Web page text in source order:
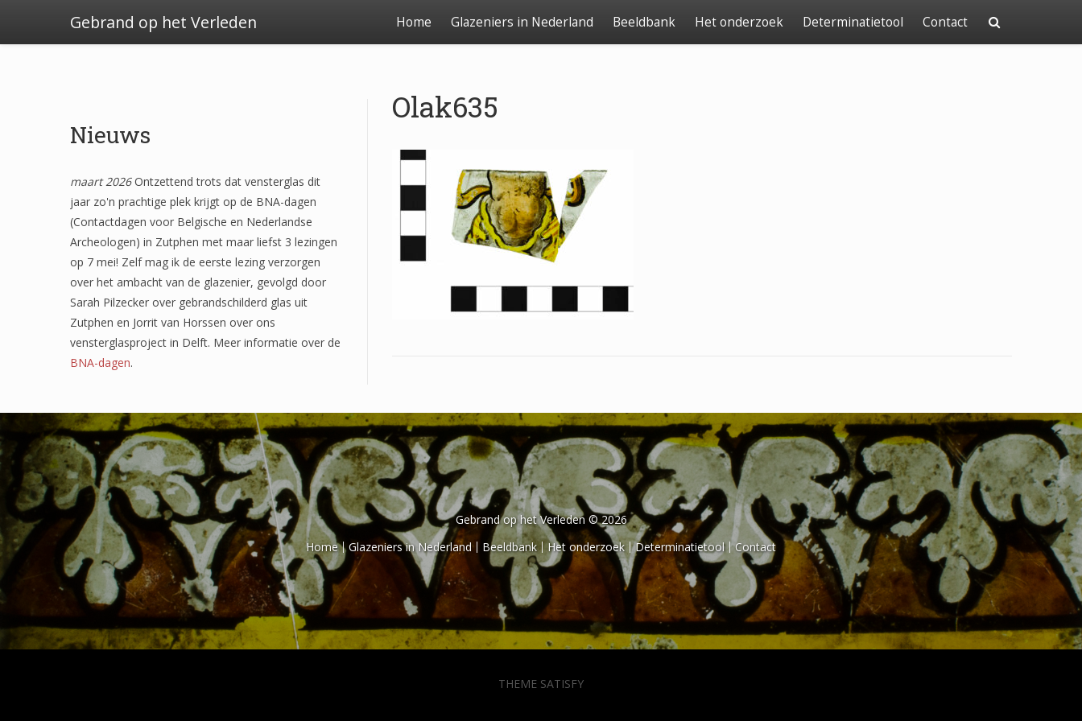
Gebrand op het Verleden Home Glazeniers in Nederland Beeldbank Het onderzoek Determinatietool Contact
Nieuws
maart 2026Ontzettend trots dat vensterglas dit
jaar zo'n prachtige plek krijgt op de BNA-dagen
(Contactdagen voor Belgische en Nederlandse
Archeologen) in Zutphen met maar liefst 3 lezingen
op 7 mei! Zelf mag ik de eerste lezing verzorgen
over het ambacht van de glazenier, gevolgd door
Sarah Pilzecker over gebrandschilderd glas uit
Zutphen en Jorrit van Horssen over ons
vensterglasproject in Delft. Meer informatie over de
BNA-dagen.
Olak635
Gebrand op het Verleden © 2026
Home
Glazeniers in Nederland Beeldbank Het onderzoek Determinatietool Contact
THEME SATISFY